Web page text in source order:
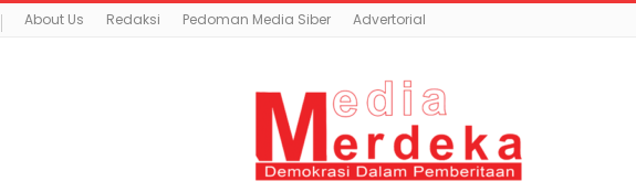
About Us Redaksi Pedoman Media Siber Advertorial